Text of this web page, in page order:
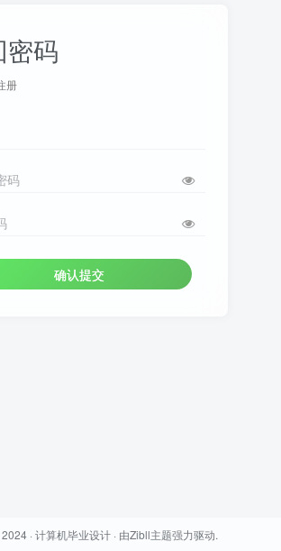
密码
册
码
确认提交
· 计算机毕业设计 · 由Zibll主题强力驱动.